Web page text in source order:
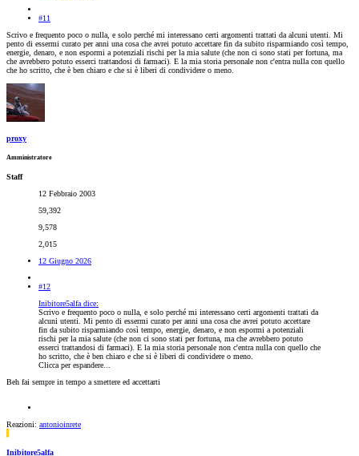
#11
Scrivo e frequento poco o nulla, e solo perché mi interessano certi argomenti trattati da alcuni utenti. Mi
pento di essermi curato per anni una cosa che avrei potuto accettare fin da subito risparmiando così tempo,
energie, denaro, e non espormi a potenziali rischi per la mia salute (che non ci sono stati per fortuna, ma
che avrebbero potuto esserci trattandosi di farmaci). E la mia storia personale non c'entra nulla con quello
che ho scritto, che è ben chiaro e che si è liberi di condividere o meno.
proxy
Amministratore
Staff
12 Febbraio 2003
59,392
9,578
2,015
12 Giugno 2026
#12
Inibitore5alfa dice:
Scrivo e frequento poco o nulla, e solo perché mi interessano certi argomenti trattati da
alcuni utenti. Mi pento di essermi curato per anni una cosa che avrei potuto accettare
fin da subito risparmiando così tempo, energie, denaro, e non espormi a potenziali
rischi per la mia salute (che non ci sono stati per fortuna, ma che avrebbero potuto
esserci trattandosi di farmaci). E la mia storia personale non c'entra nulla con quello che
ho scritto, che è ben chiaro e che si è liberi di condividere o meno.
Clicca per espandere...
Beh fai sempre in tempo a smettere ed accettarti
Reazioni: antonioinrete
I
Inibitore5alfa